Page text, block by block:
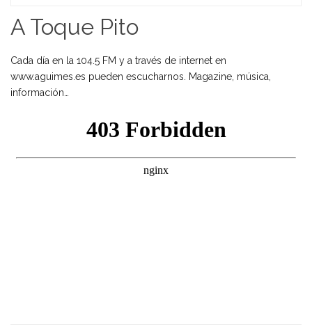
A Toque Pito
Cada día en la 104.5 FM y a través de internet en
www.aguimes.es pueden escucharnos. Magazine, música,
información…